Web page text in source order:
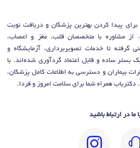
پیدا کردن بهترین پزشکان و دریافت نوبت
از مشاوره با متخصصان قلب، مغز و اعصاب،
تا خدمات تصویربرداری، آزمایشگاه و
ساده و قابل اعتماد گردآوری شده‌اند. با
بیماران و دسترسی به اطلاعات کامل پزشکان،
دکتریاب همراه شما برای سلامت امروز و فردا.
ما در ارتباط باشید